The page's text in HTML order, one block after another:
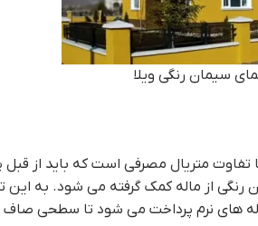
سیمان رنگی ویلا
تفاوت متریال مصرفی است که باید از
رنگی از ماله کمک گرفته می شود. به